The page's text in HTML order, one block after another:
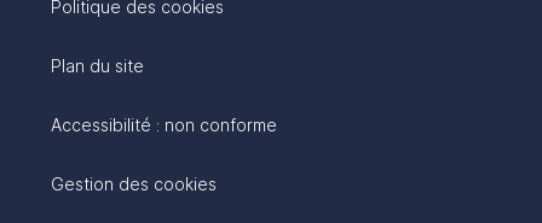
Politique des cookies
Plan du site
Accessibilité : non conforme
Gestion des cookies